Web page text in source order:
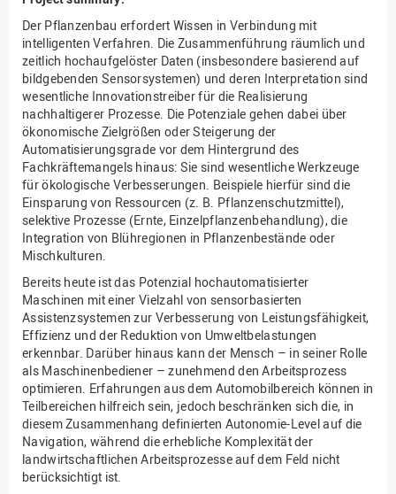
Der Pflanzenbau erfordert Wissen in Verbindung mit
intelligenten Verfahren. Die Zusammenführung räumlich und
zeitlich hochaufgelöster Daten (insbesondere basierend auf
bildgebenden Sensorsystemen) und deren Interpretation sind
wesentliche Innovationstreiber für die Realisierung
nachhaltigerer Prozesse. Die Potenziale gehen dabei über
ökonomische Zielgrößen oder Steigerung der
Automatisierungsgrade vor dem Hintergrund des
Fachkräftemangels hinaus: Sie sind wesentliche Werkzeuge
für ökologische Verbesserungen. Beispiele hierfür sind die
Einsparung von Ressourcen (z. B. Pflanzenschutzmittel),
selektive Prozesse (Ernte, Einzelpflanzenbehandlung), die
Integration von Blühregionen in Pflanzenbestände oder
Mischkulturen.
Bereits heute ist das Potenzial hochautomatisierter
Maschinen mit einer Vielzahl von sensorbasierten
Assistenzsystemen zur Verbesserung von Leistungsfähigkeit,
Effizienz und der Reduktion von Umweltbelastungen
erkennbar. Darüber hinaus kann der Mensch – in seiner Rolle
als Maschinenbediener – zunehmend den Arbeitsprozess
optimieren. Erfahrungen aus dem Automobilbereich können in
Teilbereichen hilfreich sein, jedoch beschränken sich die, in
diesem Zusammenhang definierten Autonomie-Level auf die
Navigation, während die erhebliche Komplexität der
landwirtschaftlichen Arbeitsprozesse auf dem Feld nicht
berücksichtigt ist.